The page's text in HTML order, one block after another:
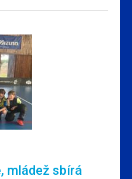
mládež sbírá